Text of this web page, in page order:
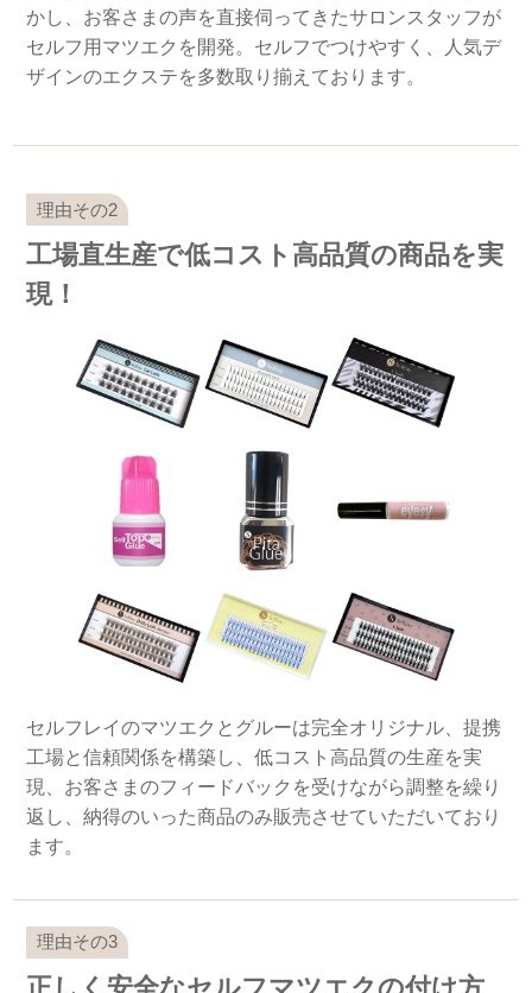
かし、お客さまの声を直接伺ってきたサロンスタッフが
セルフ用マツエクを開発。セルフでつけやすく、人気デ
ザインのエクステを多数取り揃えております。
工場直生産で低コスト高品質の商品を実
現！
セルフレイのマツエクとグルーは完全オリジナル、提携
工場と信頼関係を構築し、低コスト高品質の生産を実
現、お客さまのフィードバックを受けながら調整を繰り
返し、納得のいった商品のみ販売させていただいており
ます。